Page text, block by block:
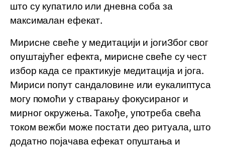
што су купатило или дневна соба за
максималан ефекат.
Мирисне свеће у медитацији и јогиЗбог свог
опуштајућег ефекта, мирисне свеће су чест
избор када се практикује медитација и јога.
Мириси попут сандаловине или еукалиптуса
могу помоћи у стварању фокусираног и
мирног окружења. Такође, употреба свећа
током вежби може постати део ритуала, што
додатно појачава ефекат опуштања и